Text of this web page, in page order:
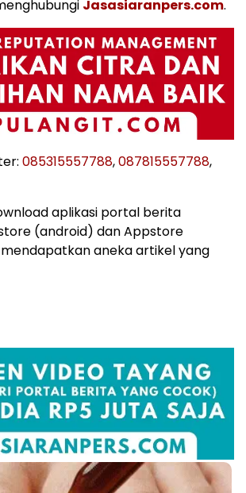
Jasasiaranpers.com.
085315557788,087815557788,
aplikasi portal berita
(android) dan Appstore
aneka artikel yang